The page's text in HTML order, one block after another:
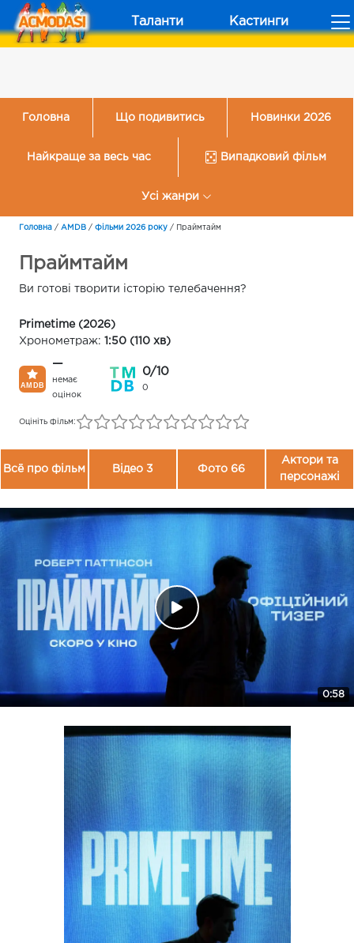
Таланти Кастинги
Головна Що подивитись Новинки 2026
Найкраще за весь час Випадковий фільм
Усі жанри
Головна / AMDB / Фільми 2026 року / Праймтайм
Праймтайм
Ви готові творити історію телебачення?
Primetime (2026)
Хронометраж: 1:50 (110 хв)
—
немає
оцінок
0/10
0
Оцініть фільм:
Всё про фільм Відео 3 Фото 66
Актори та
персонажі
0:58